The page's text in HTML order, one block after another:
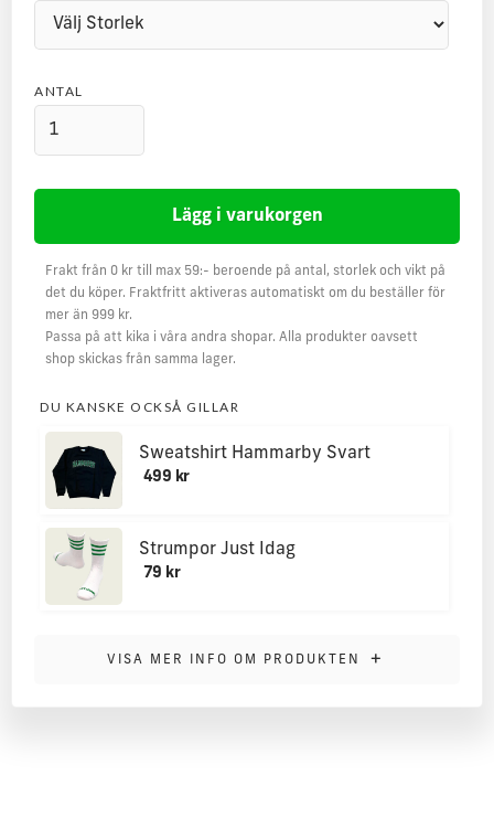
ANTAL
Frakt från 0 kr till max 59:- beroende på antal, storlek och vikt på
det du köper. Fraktfritt aktiveras automatiskt om du beställer för
mer än 999 kr.
Passa på att kika i våra andra shopar. Alla produkter oavsett
shop skickas från samma lager.
DU KANSKE OCKSÅ GILLAR
Sweatshirt Hammarby Svart
499 kr
Strumpor Just Idag
79 kr
MER INFORMATION
på bilden bär storlek XL.
VISA MER INFO OM PRODUKTEN +